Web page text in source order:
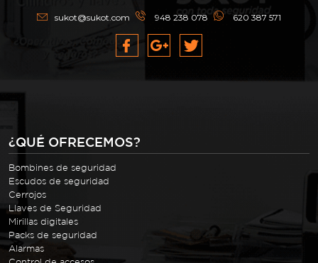
sukot@sukot.com 948 238 078 620 387 571
¿QUÉ OFRECEMOS?
Bombines de seguridad
Escudos de seguridad
Cerrojos
Llaves de Seguridad
Mirillas digitales
Packs de seguridad
Alarmas